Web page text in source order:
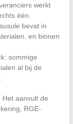
werkt
één.
bevat in
en binnen
sommige
al bij de
aanvult de
RGE-